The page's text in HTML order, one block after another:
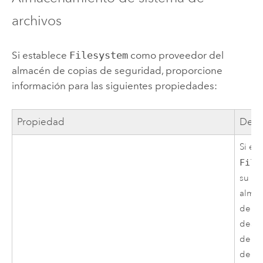
archivos
Si establece Filesystemcomo proveedor del
almacén de copias de seguridad, proporcione
información para las siguientes propiedades:
Propiedad
Si
su
de
del
de